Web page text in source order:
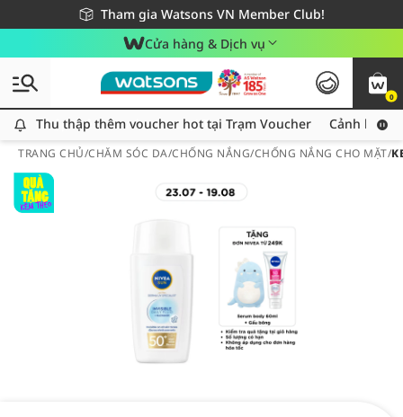
Tham gia Watsons VN Member Club!
Miễn phí giao hàng cho đơn hàng từ 249,000Đ
Giao hàng nhanh 24h - Áp dụng khu vực TP. Hồ Chí Minh
Cửa hàng & Dịch vụ
0
Thu thập thêm voucher hot tại Trạm Voucher
Thu thập thêm voucher hot tại Trạm Voucher Cảnh báo
TRANG CHỦ/CHĂM SÓC DA/CHỐNG NẮNG/CHỐNG NẮNG CHO MẶT/